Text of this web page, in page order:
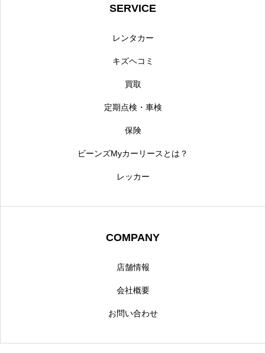
SERVICE
レンタカー
キズヘコミ
買取
定期点検・車検
保険
ビーンズMyカーリースとは？
レッカー
COMPANY
店舗情報
会社概要
お問い合わせ